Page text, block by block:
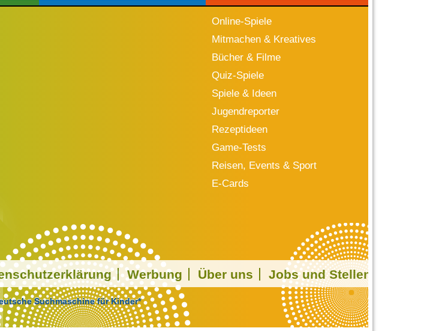
Online-Spiele
Mitmachen & Kreatives
Bücher & Filme
Quiz-Spiele
Spiele & Ideen
Jugendreporter
Rezeptideen
Game-Tests
Reisen, Events & Sport
E-Cards
Werbung Über uns Jobs und Stellen
Suchmaschine für Kinder*